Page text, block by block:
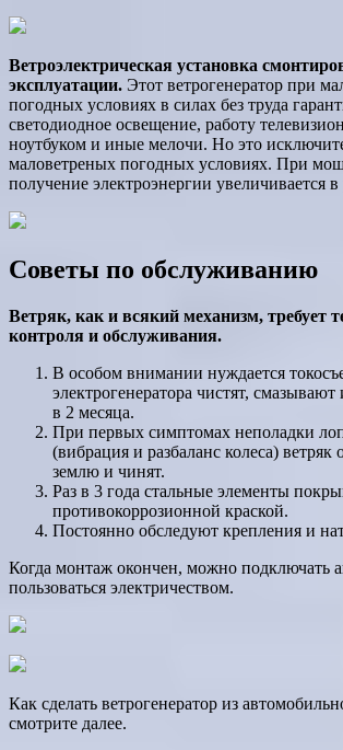
Ветроэлектрическая установка
эксплуатации. Этот ветрогенератор при
погодных условиях в силах без труда
светодиодное освещение, работу
ноутбуком и иные мелочи. Но это
маловетреных погодных условиях. При
получение электроэнергии увеличивается в
Советы по обслуживанию
Ветряк, как и всякий механизм, требует
контроля и обслуживания.
В особом внимании нуждается
электрогенератора чистят,
в 2 месяца.
При первых симптомах неполадки
(вибрация и разбаланс колеса) ветряк
землю и чинят.
Раз в 3 года стальные элементы
противокоррозионной краской.
Постоянно обследуют крепления и
Когда монтаж окончен, можно подключать
пользоваться электричеством.
Как сделать ветрогенератор из
смотрите далее.